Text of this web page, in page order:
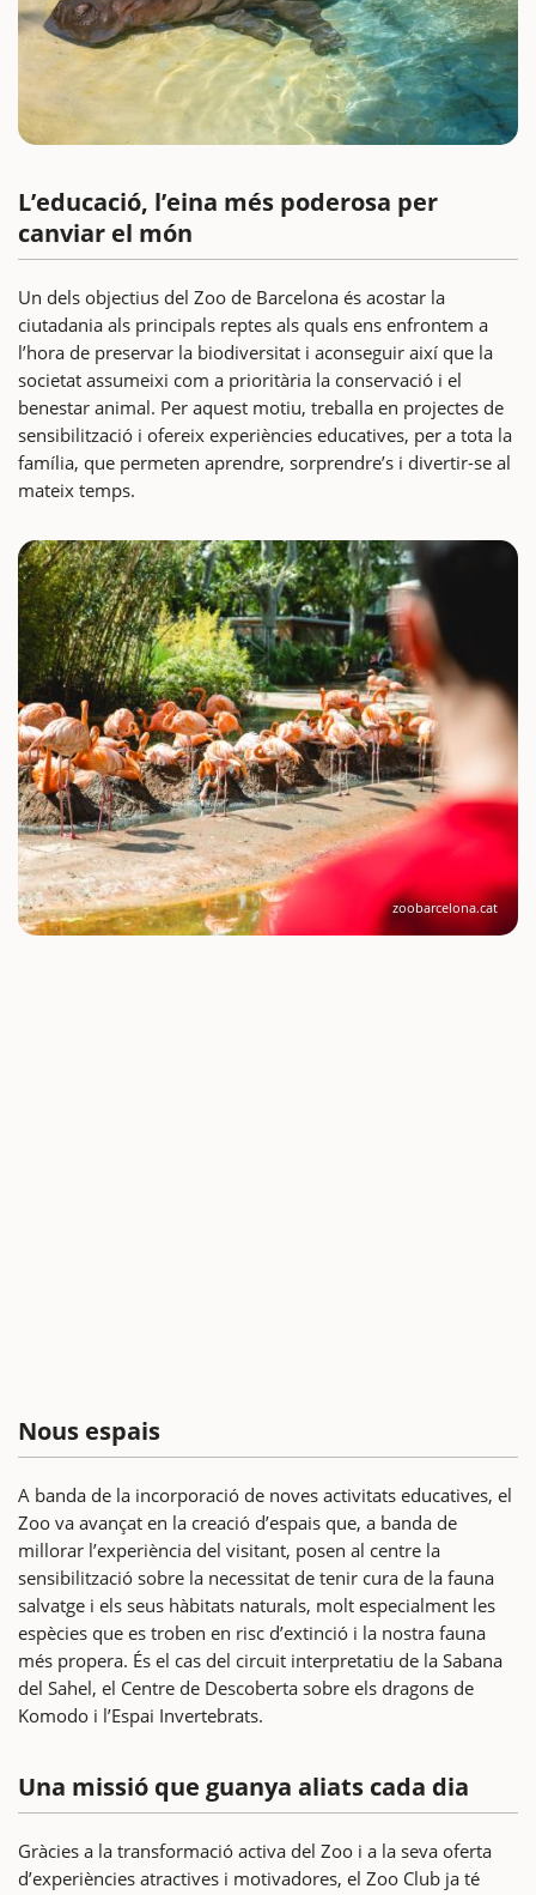
L’educació, l’eina més poderosa per
canviar el món
Un dels objectius del Zoo de Barcelona és acostar la
ciutadania als principals reptes als quals ens enfrontem a
l’hora de preservar la biodiversitat i aconseguir així que la
societat assumeixi com a prioritària la conservació i el
benestar animal. Per aquest motiu, treballa en projectes de
sensibilització i ofereix experiències educatives, per a tota la
família, que permeten aprendre, sorprendre’s i divertir-se al
mateix temps.
zoobarcelona.cat
Nous espais
A banda de la incorporació de noves activitats educatives, el
Zoo va avançat en la creació d’espais que, a banda de
millorar l’experiència del visitant, posen al centre la
sensibilització sobre la necessitat de tenir cura de la fauna
salvatge i els seus hàbitats naturals, molt especialment les
espècies que es troben en risc d’extinció i la nostra fauna
més propera. És el cas del circuit interpretatiu de la Sabana
del Sahel, el Centre de Descoberta sobre els dragons de
Komodo i l’Espai Invertebrats.
Una missió que guanya aliats cada dia
Gràcies a la transformació activa del Zoo i a la seva oferta
d’experiències atractives i motivadores, el Zoo Club ja té